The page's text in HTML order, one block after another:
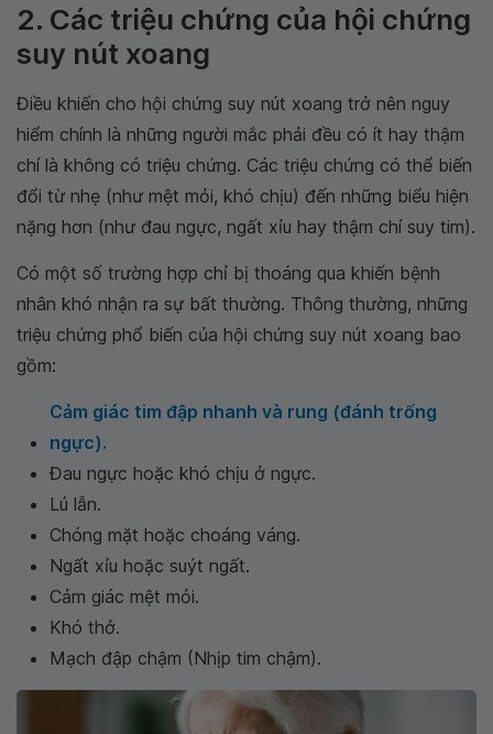
2. Các triệu chứng của hội chứng
suy nút xoang
Điều khiến cho hội chứng suy nút xoang trở nên nguy
hiểm chính là những người mắc phải đều có ít hay thậm
chí là không có triệu chứng. Các triệu chứng có thể biến
đổi từ nhẹ (như mệt mỏi, khó chịu) đến những biểu hiện
nặng hơn (như đau ngực, ngất xỉu hay thậm chí suy tim).
Có một số trường hợp chỉ bị thoáng qua khiến bệnh
nhân khó nhận ra sự bất thường. Thông thường, những
triệu chứng phổ biến của hội chứng suy nút xoang bao
gồm:
Cảm giác tim đập nhanh và rung (đánh trống
ngực).
Đau ngực hoặc khó chịu ở ngực.
Lú lẫn.
Chóng mặt hoặc choáng váng.
Ngất xỉu hoặc suýt ngất.
Cảm giác mệt mỏi.
Khó thở.
Mạch đập chậm (Nhịp tim chậm).